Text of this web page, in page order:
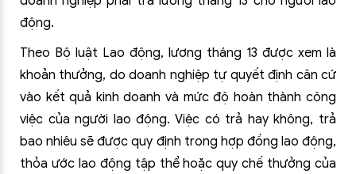
động.
Theo Bộ luật Lao động, lương tháng 13 được xem là
khoản thưởng, do doanh nghiệp tự quyết định căn cứ
vào kết quả kinh doanh và mức độ hoàn thành công
việc của người lao động. Việc có trả hay không, trả
bao nhiêu sẽ được quy định trong hợp đồng lao động,
thỏa ước lao động tập thể hoặc quy chế thưởng của